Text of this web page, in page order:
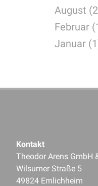
August
Februar
Januar
Kontakt
Theodor Arens GmbH
Wilsumer Straße 5
49824 Emlichheim